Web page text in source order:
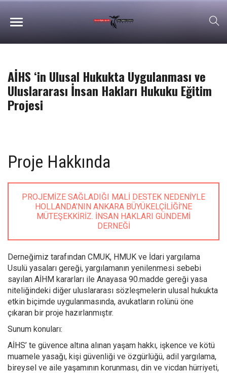
AİHS ‘in Ulusal Hukukta Uygulanması ve
Uluslararası İnsan Hakları Hukuku Eğitim
Projesi
Proje Hakkında
PROJEMIZE SAĞLADIĞI MALI DESTEK NEDENIYLE
HOLLANDA'NIN ANKARA BÜYÜKELÇILIĞI'NE
MÜTEŞEKKIRIZ. İNSAN HAKLARI GÜNDEMI
DERNEĞI
Derneğimiz tarafından CMUK, HMUK ve İdari yargılama
Usulü yasaları gereği, yargılamanın yenilenmesi sebebi
sayılan AİHM kararları ile Anayasa 90.madde gereği yasa
niteliğindeki diğer uluslararası sözleşmelerin ulusal hukukta
etkin biçimde uygulanmasında, avukatların rolünü öne
çıkaran bir proje hazırlanmıştır.
Sunum konuları:
AİHS’ te güvence altına alınan yaşam hakkı, işkence ve kötü
muamele yasağı, kişi güvenliği ve özgürlüğü, adil yargılama,
bireysel ve aile yaşamının korunması, din ve vicdan hürriyeti,